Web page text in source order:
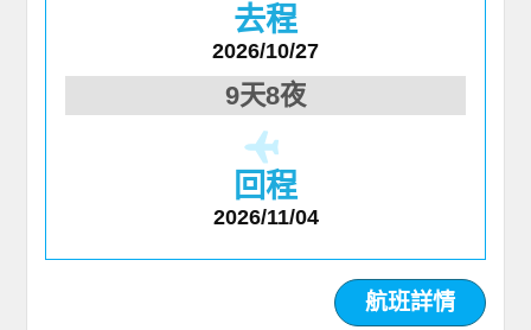
去程
2026/10/27
9天8夜
回程
2026/11/04
航班詳情